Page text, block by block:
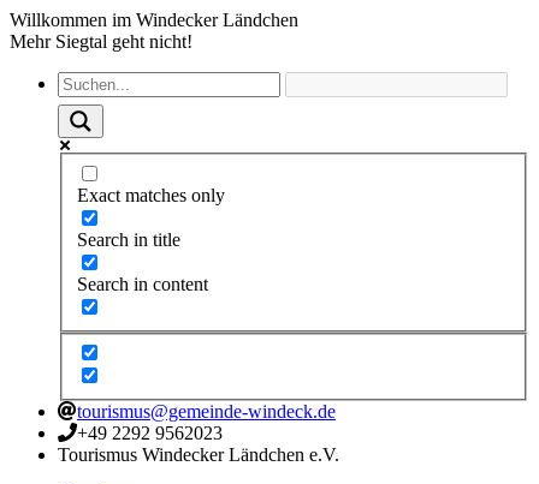
Willkommen im Windecker Ländchen
Mehr Siegtal geht nicht!
Exact matches only
Search in title
Search in content
tourismus@gemeinde-windeck.de
+49 2292 9562023
Tourismus Windecker Ländchen e.V.